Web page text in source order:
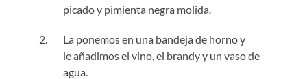
picado y pimienta negra molida.
La ponemos en una bandeja de horno y
le añadimos el vino, el brandy y un vaso de
agua.